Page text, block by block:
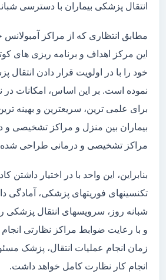
انتقال پزشکی بیماران با دسترسی
مطابق انتظاری که از مراکز
این مرکز اهداف و برنامه ریزی های
خود را با در اولویت قرار دادن انتقال
نموده است. بر این اساس، امکانات در
برای علمی ترین، سریعترین و بهینه
بیماران بین منزل و مراکز تشخیصی و
مراکز تشخیصی و درمانی طراحی شده
بنابراین، این واحد با در اختیار داشتن
تکنسینهای فوریتهای پزشکی، آمادگی
شبانه روز، سرویسهای انتقال پزشکی
و با رعایت ضوابط مراکز نظارتی انجام
زمان انجام عملیات انتقال، پزشک
انجام کار نظارت کامل خواهد داشت.